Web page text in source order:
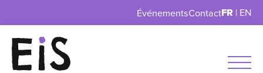
ÉvénementsContactFR | EN